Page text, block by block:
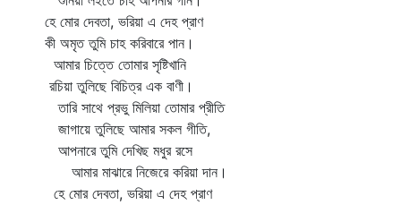
হে মোর দেবতা, ভরিয়া এ দেহ প্রাণ
কী অমৃত তুমি চাহ করিবারে পান।
আমার চিত্তে তোমার সৃষ্টিখানি
রচিয়া তুলিছে বিচিত্র এক বাণী।
তারি সাথে প্রভু মিলিয়া তোমার প্রীতি
জাগায়ে তুলিছে আমার সকল গীতি,
আপনারে তুমি দেখিছ মধুর রসে
আমার মাঝারে নিজেরে করিয়া দান।
হে মোর দেবতা, ভরিয়া এ দেহ প্রাণ